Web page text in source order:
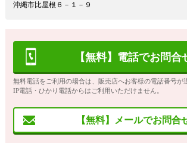
沖縄市比屋根６－１－９
【無料】電話でお問合
無料電話をご利用の場合は、販売店へお客様の電話番号が
IP電話・ひかり電話からはご利用いただけません。
【無料】メールでお問合